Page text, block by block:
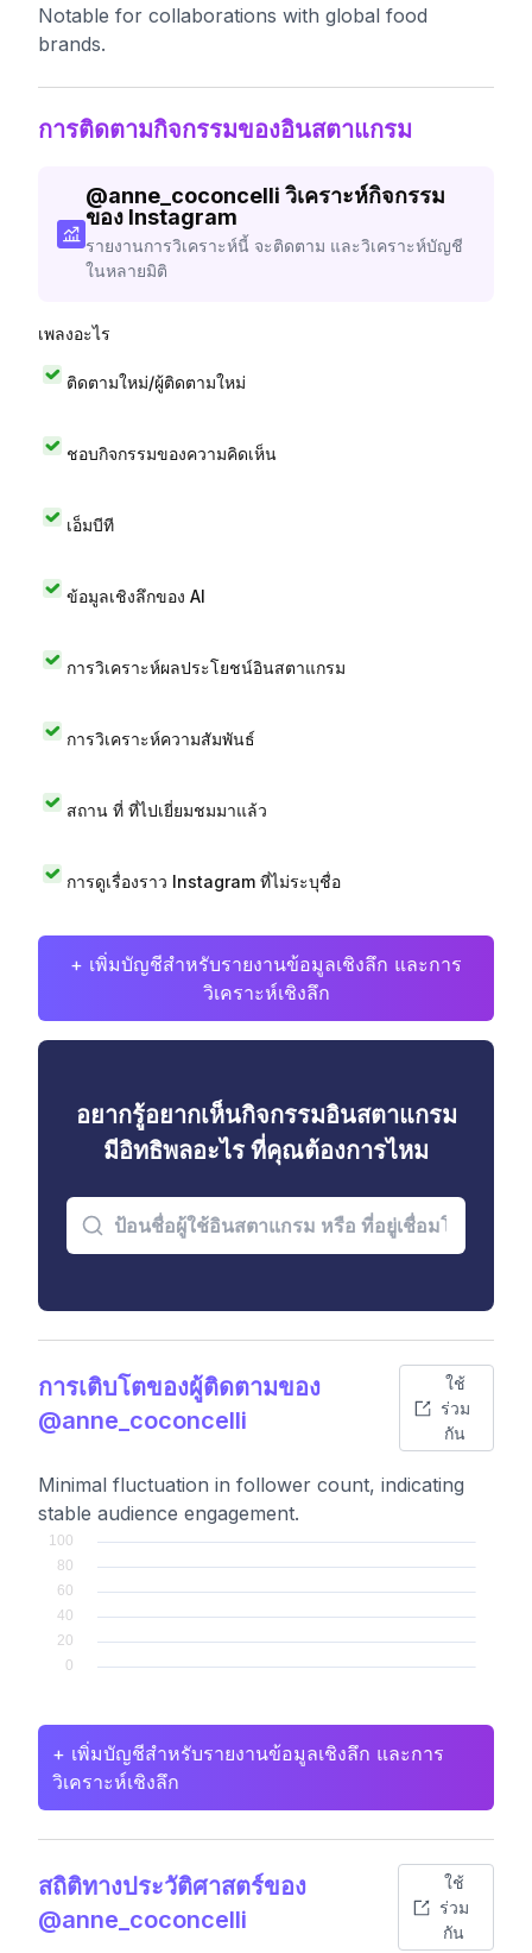
Notable for collaborations with global food
brands.
การติดตามกิจกรรมของอินสตาแกรม
@anne_coconcelli วิเคราะห์กิจกรรม
ของ Instagram
รายงานการวิเคราะห์นี้ จะติดตาม และวิเคราะห์บัญชี
ในหลายมิติ
เพลงอะไร
ติดตามใหม่/ผู้ติดตามใหม่
ชอบกิจกรรมของความคิดเห็น
เอ็มบีที
ข้อมูลเชิงลึกของ AI
การวิเคราะห์ผลประโยชน์อินสตาแกรม
การวิเคราะห์ความสัมพันธ์
สถาน ที่ ที่ไปเยี่ยมชมมาแล้ว
การดูเรื่องราว Instagram ที่ไม่ระบุชื่อ
+ เพิ่มบัญชีสำหรับรายงานข้อมูลเชิงลึก และการ
วิเคราะห์เชิงลึก
อยากรู้อยากเห็นกิจกรรมอินสตาแกรม
มีอิทธิพลอะไร ที่คุณต้องการไหม
การเติบโตของผู้ติดตามของ
@anne_coconcelli
ใช้
ร่วม
กัน
Minimal fluctuation in follower count, indicating
stable audience engagement.
+ เพิ่มบัญชีสำหรับรายงานข้อมูลเชิงลึก และการ
วิเคราะห์เชิงลึก
สถิติทางประวัติศาสตร์ของ
@anne_coconcelli
ใช้
ร่วม
กัน